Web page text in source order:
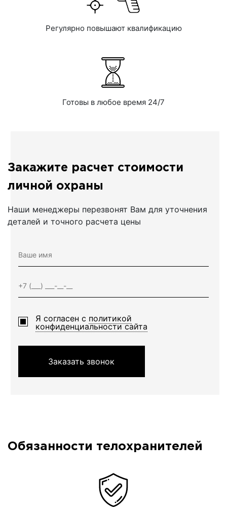
Регулярно повышают квалификацию
Готовы в любое время 24/7
Закажите расчет стоимости
личной охраны
Наши менеджеры перезвонят Вам для уточнения
деталей и точного расчета цены
Я согласен с политикой
конфиденциальности сайта
Заказать звонок
Обязанности телохранителей